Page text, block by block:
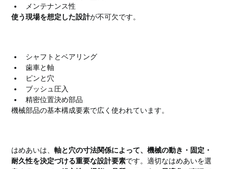
メンテナンス性
使う現場を想定した設計が不可欠です。
シャフトとベアリング
歯車と軸
ピンと穴
ブッシュ圧入
精密位置決め部品
機械部品の基本構成要素で広く使われています。
はめあいは、軸と穴の寸法関係によって、機械の動き・固定・
耐久性を決定づける重要な設計要素です。適切なはめあいを選